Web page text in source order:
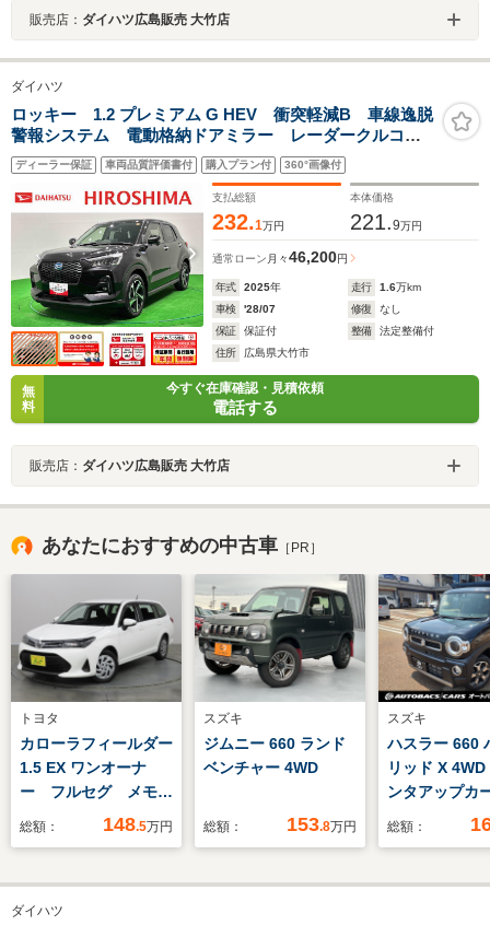
販売店： ダイハツ広島販売 大竹店
ダイハツ
ロッキー 1.2 プレミアム G HEV 衝突軽減B 車線逸脱
警報システム 電動格納ドアミラー レーダークルコ
ン Bカメラ LEDヘッドライト キーフリーシステム
スマートキー アルミホイール 盗難防止システム シ
ートヒーター オートライト
ディーラー保証 車両品質評価書付 購入プラン付 360°画像付
支払総額
232.1万円
本体価格
221.9万円
通常ローン 月々46,200円
年式 2025年 走行 1.6万km
車検
'28/07 修復
なし
保証
保証付 整備
法定整備付
住所
広島県大竹市
無
料
今すぐ在庫確認・見積依頼
電話する
販売店： ダイハツ広島販売 大竹店
あなたにおすすめの中古車 ［PR］
トヨタ
カローラフィールダー
1.5 EX ワンオーナ
ー フルセグ メモリ
ーナビ DVD再生
ラ 衝突被害軽減シス
テム ETC ドラレ
総額： 148.5万円
スズキ
ジムニー 660 ランド
ベンチャー 4WD
総額： 153.8万円
スズキ
ハスラー 660
リッド X
ンタアップ
ヘッドライ
総額：
ダイハツ